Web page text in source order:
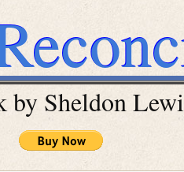
by Sheldon